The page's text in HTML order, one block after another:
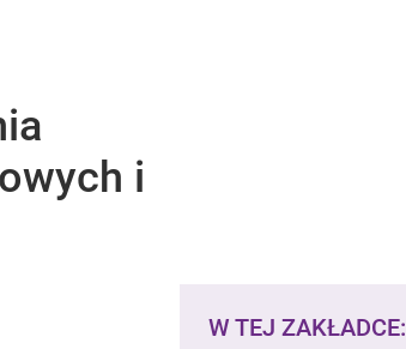
i
W TEJ ZAKŁADCE: